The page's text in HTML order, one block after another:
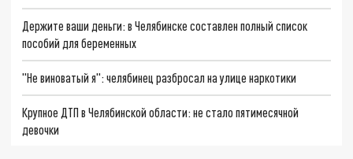
Держите ваши деньги: в Челябинске составлен полный список
пособий для беременных
"Не виноватый я": челябинец разбросал на улице наркотики
Крупное ДТП в Челябинской области: не стало пятимесячной
девочки